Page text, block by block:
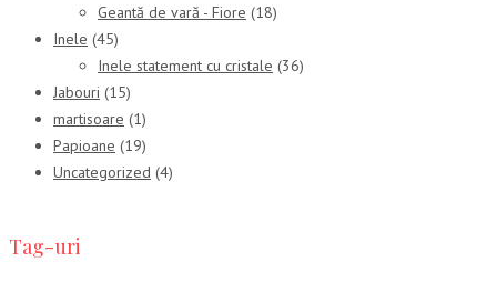
Geantă de vară - Fiore (18)
Inele (45)
Inele statement cu cristale (36)
Jabouri (15)
martisoare (1)
Papioane (19)
Uncategorized (4)
Tag-uri